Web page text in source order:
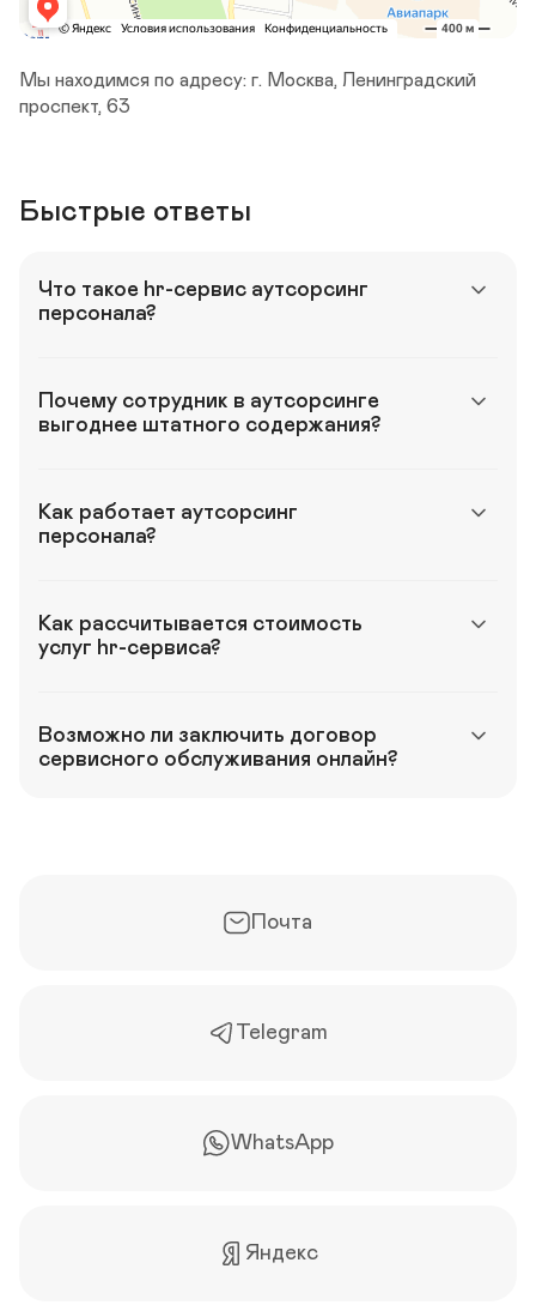
Мы находимся по адресу: г. Москва, Ленинградский
проспект, 63
Быстрые ответы
Что такое hr-сервис аутсорсинг
персонала?
Почему сотрудник в аутсорсинге
выгоднее штатного содержания?
Как работает аутсорсинг
персонала?
Как рассчитывается стоимость
услуг hr-сервиса?
Возможно ли заключить договор
сервисного обслуживания онлайн?
Почта
Telegram
WhatsApp
Яндекс